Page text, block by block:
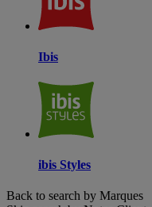
Ibis
ibis Styles
Back to search by Marques